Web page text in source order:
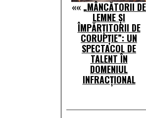
«« „MÂNCĂTORII DE
LEMNE ȘI
ÎMPĂRȚITORII DE
CORUPȚIE”: UN
SPECTACOL DE
TALENT ÎN
DOMENIUL
INFRACȚIONAL